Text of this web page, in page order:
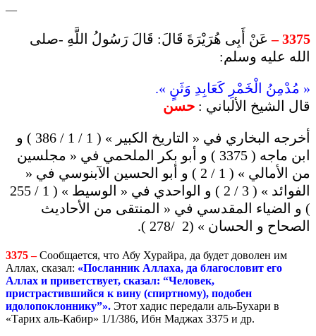
—
3375 –
عَنْ أَبِى هُرَيْرَةَ قَالَ: قَالَ رَسُولُ اللَّهِ -صلى
الله عليه وسلم:
« مُدْمِنُ الْخَمْرِ كَعَابِدِ وَثَنٍ ».
قال الشيخ الألباني : حسن
أخرجه البخاري في « التاريخ الكبير » ( 1 / 1 / 386 ) و
ابن ماجه ( 3375 ) و أبو بكر الملحمي في « مجلسين
من الأمالي » ( 1 / 2 ) و أبو الحسين الآبنوسي في «
الفوائد » ( 3 / 2 ) و الواحدي في « الوسيط » ( 1 / 255
) و الضياء المقدسي في « المنتقى من الأحاديث
الصحاح و الحسان » (2 /278 ).
3375 –Сообщается, что Абу Хурайра, да будет доволен им
Аллах, сказал: «Посланник Аллаха, да благословит его
Аллах и приветствует, сказал: “Человек,
пристрастившийся к вину (спиртному), подобен
идолопоклоннику”». Этот хадис передали аль-Бухари в
«Тарих аль-Кабир» 1/1/386, Ибн Маджах 3375 и др.